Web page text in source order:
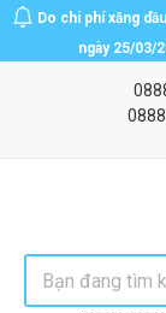
Do chi phí xăng
ngày 25/03/